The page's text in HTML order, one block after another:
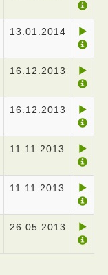
13.01.2014
16.12.2013
16.12.2013
11.11.2013
11.11.2013
26.05.2013